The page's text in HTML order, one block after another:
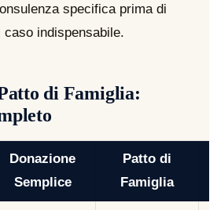
specifica prima di
caso indispensabile.
di Famiglia:
Donazione
Semplice
Patto di
Famiglia